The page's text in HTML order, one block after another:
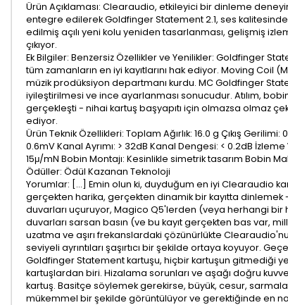
Ürün Açıklaması: Clearaudio, etkileyici bir dinleme
entegre edilerek Goldfinger Statement 2.1, ses
edilmiş açılı yeni kolu yeniden tasarlanması, gelişmiş
çıkıyor.
Ek Bilgiler: Benzersiz Özellikler ve Yenilikler: Goldfinger
tüm zamanların en iyi kayıtlarını hak ediyor. Moving
müzik prodüksiyon departmanı kurdu. MC Goldfinger
iyileştirilmesi ve ince ayarlanması sonucudur. Atılım,
gerçekleşti - nihai kartuş başyapıtı için olmazsa olmaz
ediyor.
Ürün Teknik Özellikleri: Toplam Ağırlık: 16.0 g Çıkış
0.6mV Kanal Ayrımı: > 32dB Kanal Dengesi: < 0.2dB
15μ/mN Bobin Montajı: Kesinlikle simetrik tasarım Bobin
Ödüller: Ödül Kazanan Teknoloji
Yorumlar: [...] Emin olun ki, duyduğum en iyi Clearaudio
gerçekten harika, gerçekten dinamik bir kayıtta
duvarları uçuruyor, Magico Q5'lerden (veya herhangi
duvarları sarsan basın (ve bu kayıt gerçekten bas var,
uzatma ve aşırı frekanslardaki çözünürlükte
seviyeli ayrıntıları şaşırtıcı bir şekilde ortaya koyuyor.
Goldfinger Statement kartuşu, hiçbir kartuşun gitmediği
kartuşlardan biri. Hizalama sorunları ve aşağı doğru
kartuş. Basitçe söylemek gerekirse, büyük, cesur,
mükemmel bir şekilde görüntülüyor ve gerektiğinde en